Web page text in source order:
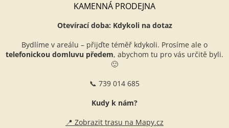
KAMENNÁ PRODEJNA
Otevírací doba: Kdykoli na dotaz
Bydlíme v areálu – přijďte téměř kdykoli. Prosíme ale o
telefonickou domluvu předem, abychom tu pro vás určitě byli.
🙂
📞 739 014 685
Kudy k nám?
📍 Zobrazit trasu na Mapy.cz